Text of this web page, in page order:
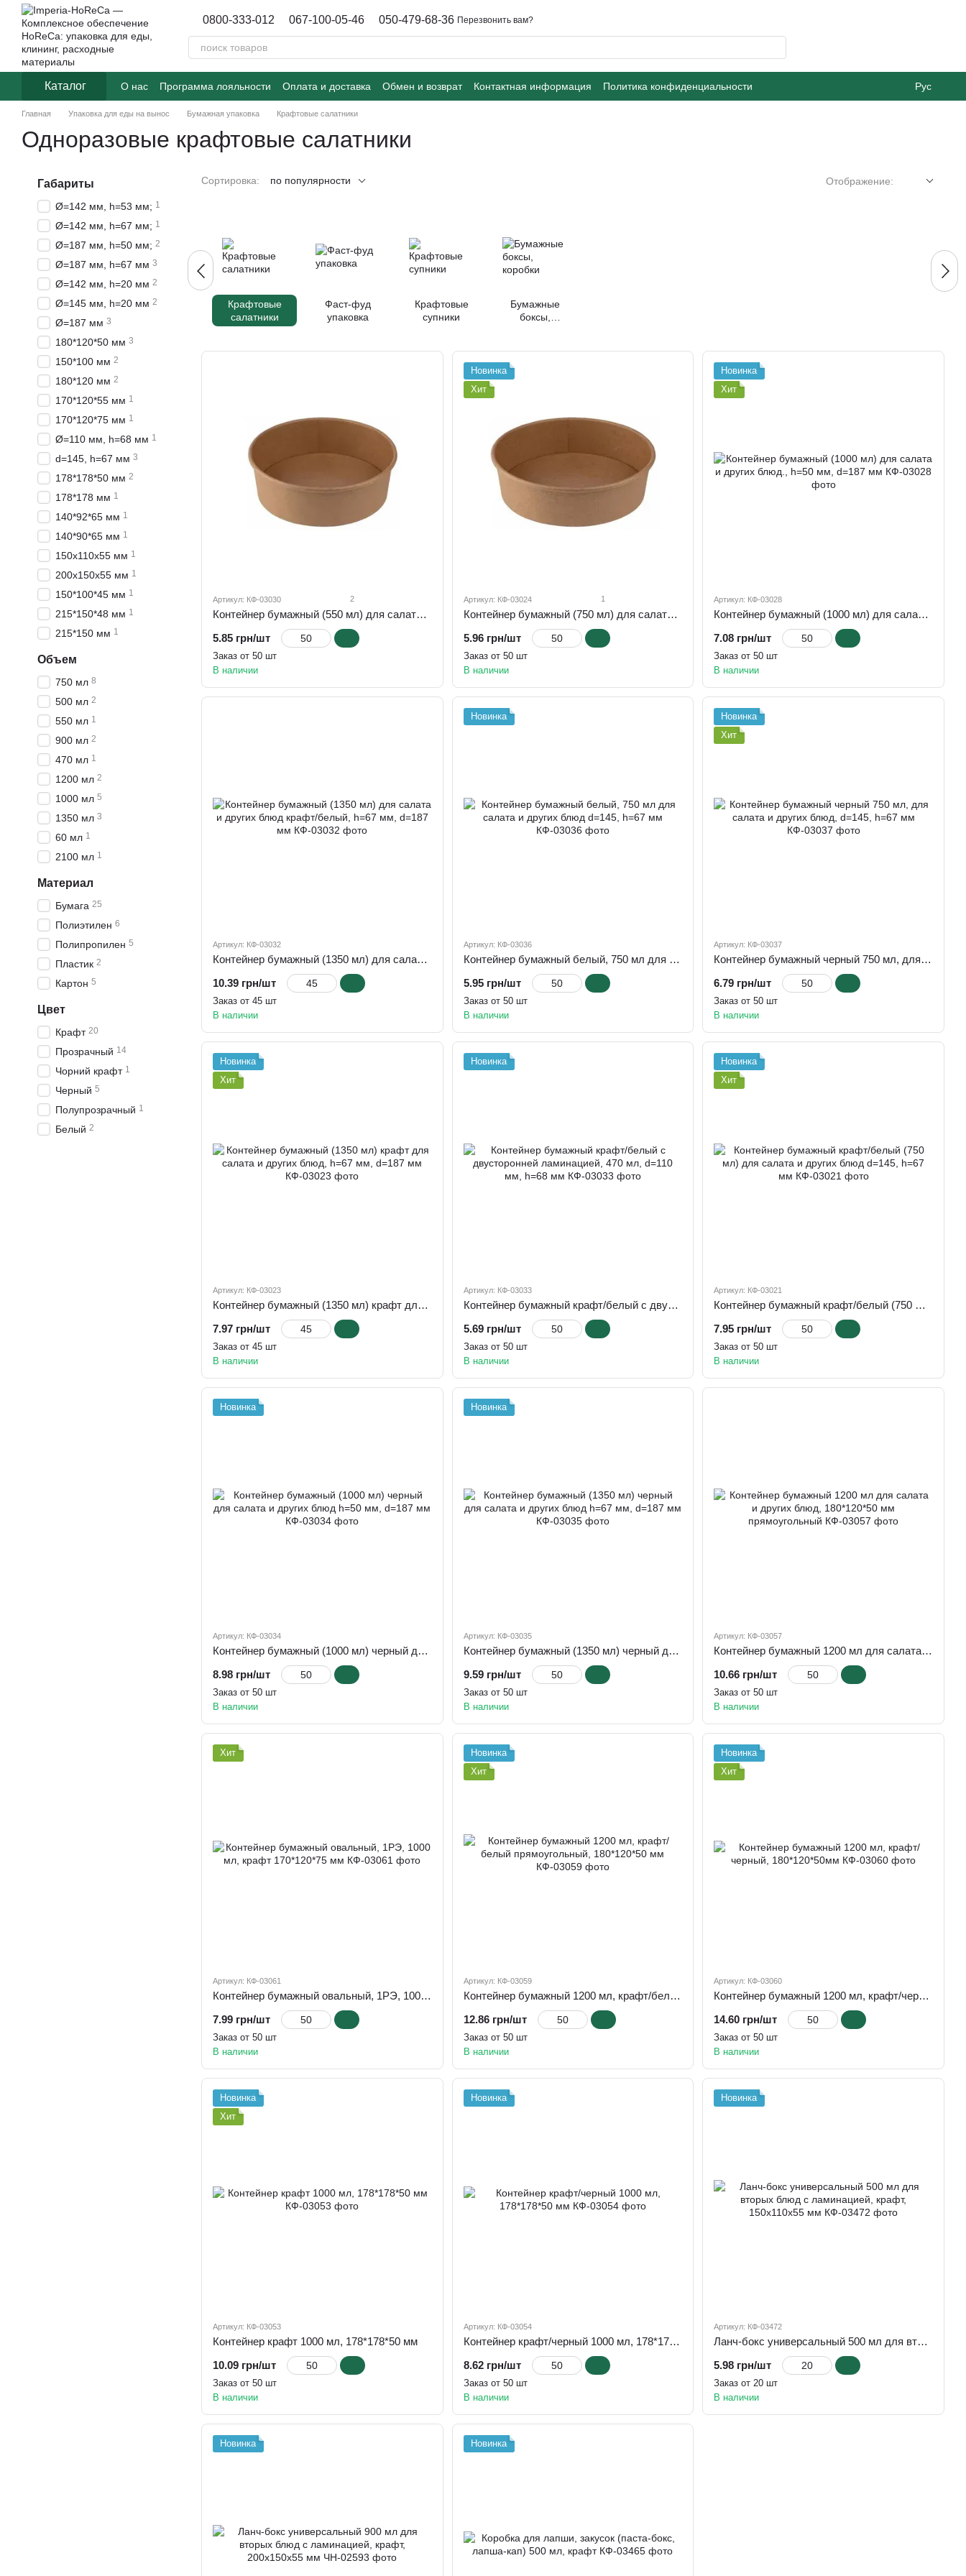
Перейти к основному контенту
0800-333-012 067-100-05-46 050-479-68-36 Перезвонить вам?
Каталог О нас Программа лояльности Оплата и доставка Обмен и возврат Контактная информация
Политика конфиденциальности
Договор публичной оферты
Блог
Рус
Главная Упаковка для еды на вынос Бумажная упаковка Крафтовые салатники
Одноразовые крафтовые салатники
Сортировка: по популярности Отображение:
Крафтовые
салатники
Фаст-фуд
упаковка
Крафтовые
супники
Бумажные
боксы,
Артикул: КФ-03030 2
Контейнер бумажный (550 мл) для салата и других блюд, h=53 мм, d=142 мм
5.85 грн/шт
Заказ от 50 шт
В наличии
Новинка
Хит
Артикул: КФ-03024 1
Контейнер бумажный (750 мл) для салата и других блюд. h=67 мм, d=145 мм
5.96 грн/шт
Заказ от 50 шт
В наличии
Новинка
Хит
Артикул: КФ-03028
Контейнер бумажный (1000 мл) для салата и других блюд., h=50 мм, d=187 мм
7.08 грн/шт
Заказ от 50 шт
В наличии
Артикул: КФ-03032
Контейнер бумажный (1350 мл) для салата и других блюд крафт/белый, h=67 мм, d=187 мм
10.39 грн/шт
Заказ от 45 шт
В наличии
Новинка
Артикул: КФ-03036
Контейнер бумажный белый, 750 мл для салата и других блюд d=145, h=67 мм
5.95 грн/шт
Заказ от 50 шт
В наличии
Новинка
Хит
Артикул: КФ-03037
Контейнер бумажный черный 750 мл, для салата и других блюд, d=145, h=67 мм
6.79 грн/шт
Заказ от 50 шт
В наличии
Новинка
Хит
Артикул: КФ-03023
Контейнер бумажный (1350 мл) крафт для салата и других блюд, h=67 мм, d=187 мм
7.97 грн/шт
Заказ от 45 шт
В наличии
Новинка
Артикул: КФ-03033
Контейнер бумажный крафт/белый с двусторонней ламинацией, 470 мл, d=110 мм, h=68 мм
5.69 грн/шт
Заказ от 50 шт
В наличии
Новинка
Хит
Артикул: КФ-03021
Контейнер бумажный крафт/белый (750 мл) для салата и других блюд d=145, h=67 мм
7.95 грн/шт
Заказ от 50 шт
В наличии
Новинка
Артикул: КФ-03034
Контейнер бумажный (1000 мл) черный для салата и других блюд h=50 мм, d=187 мм
8.98 грн/шт
Заказ от 50 шт
В наличии
Новинка
Артикул: КФ-03035
Контейнер бумажный (1350 мл) черный для салата и других блюд h=67 мм, d=187 мм
9.59 грн/шт
Заказ от 50 шт
В наличии
Артикул: КФ-03057
Контейнер бумажный 1200 мл для салата и других блюд, 180*120*50 мм прямоугольный
10.66 грн/шт
Заказ от 50 шт
В наличии
Хит
Артикул: КФ-03061
Контейнер бумажный овальный, 1РЭ, 1000 мл, крафт 170*120*75 мм
7.99 грн/шт
Заказ от 50 шт
В наличии
Новинка
Хит
Артикул: КФ-03059
Контейнер бумажный 1200 мл, крафт/белый прямоугольный, 180*120*50 мм
12.86 грн/шт
Заказ от 50 шт
В наличии
Новинка
Хит
Артикул: КФ-03060
Контейнер бумажный 1200 мл, крафт/черный, 180*120*50мм
14.60 грн/шт
Заказ от 50 шт
В наличии
Новинка
Хит
Артикул: КФ-03053
Контейнер крафт 1000 мл, 178*178*50 мм
10.09 грн/шт
Заказ от 50 шт
В наличии
Новинка
Артикул: КФ-03054
Контейнер крафт/черный 1000 мл, 178*178*50 мм
8.62 грн/шт
Заказ от 50 шт
В наличии
Новинка
Артикул: КФ-03472
Ланч-бокс универсальный 500 мл для вторых блюд с ламинацией, крафт, 150х110х55 мм
5.98 грн/шт
Заказ от 20 шт
В наличии
Новинка Новинка
Габариты
Ø=142 мм, h=53 мм; 1
Ø=142 мм, h=67 мм; 1
Ø=187 мм, h=50 мм; 2
Ø=187 мм, h=67 мм 3
Ø=142 мм, h=20 мм 2
Ø=145 мм, h=20 мм 2
Ø=187 мм 3
180*120*50 мм 3
150*100 мм 2
180*120 мм 2
170*120*55 мм 1
170*120*75 мм 1
Ø=110 мм, h=68 мм 1
d=145, h=67 мм 3
178*178*50 мм 2
178*178 мм 1
140*92*65 мм 1
140*90*65 мм 1
150х110х55 мм 1
200х150х55 мм 1
150*100*45 мм 1
215*150*48 мм 1
215*150 мм 1
Объем
750 мл 8
500 мл 2
550 мл 1
900 мл 2
470 мл 1
1200 мл 2
1000 мл 5
1350 мл 3
60 мл 1
2100 мл 1
Материал
Бумага 25
Полиэтилен 6
Полипропилен 5
Пластик 2
Картон 5
Цвет
Крафт 20
Прозрачный 14
Чорний крафт 1
Черный 5
Полупрозрачный 1
Белый 2